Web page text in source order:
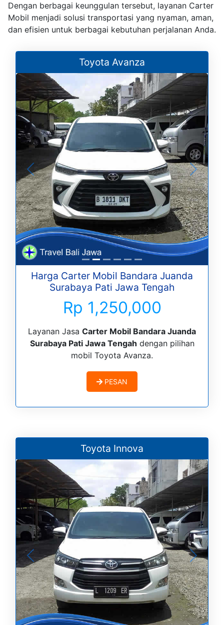
Dengan berbagai keunggulan tersebut, layanan Carter
Mobil menjadi solusi transportasi yang nyaman, aman,
dan efisien untuk berbagai kebutuhan perjalanan Anda.
Toyota Avanza
Harga Carter Mobil Bandara Juanda
Surabaya Pati Jawa Tengah
Rp 1,250,000
Layanan Jasa Carter Mobil Bandara Juanda
Surabaya Pati Jawa Tengah dengan pilihan
mobil Toyota Avanza.
PESAN
Toyota Innova